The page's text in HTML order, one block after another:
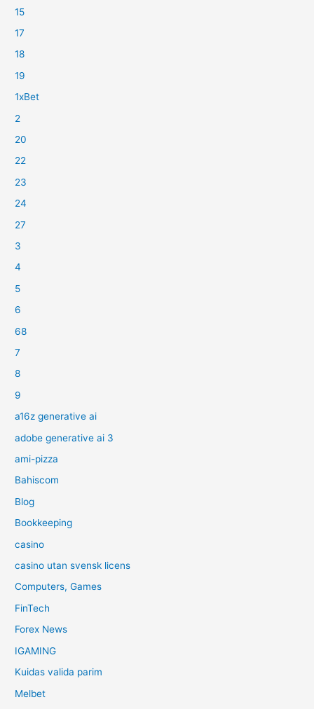
15
17
18
19
1xBet
2
20
22
23
24
27
3
4
5
6
68
7
8
9
a16z generative ai
adobe generative ai 3
ami-pizza
Bahiscom
Blog
Bookkeeping
casino
casino utan svensk licens
Computers, Games
FinTech
Forex News
IGAMING
Kuidas valida parim
Melbet